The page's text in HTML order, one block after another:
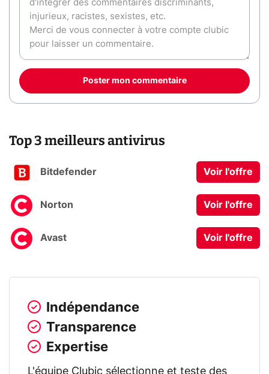
Poster mon commentaire
Top 3 meilleurs antivirus
Bitdefender Voir l'offre
Norton Voir l'offre
Avast Voir l'offre
Indépendance
Transparence
Expertise
L'équipe Clubic sélectionne et teste des